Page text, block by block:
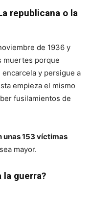
republicana o la
de 1936 y
muertes porque
y persigue a
empieza el mismo
fusilamientos de
unas 153 víctimas
mayor.
la guerra?